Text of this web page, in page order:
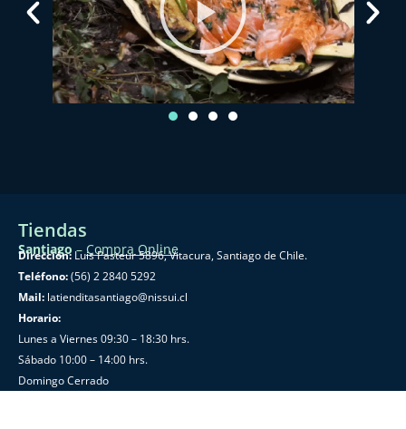
Tiendas
Santiago – Compra Online
Dirección: Luis Pasteur 5896, Vitacura, Santiago de Chile.
Teléfono:(56) 2 2840 5292
Mail: latienditasantiago@nissui.cl
Horario:
Lunes a Viernes 09:30 – 18:30 hrs.
Sábado 10:00 – 14:00 hrs.
Domingo Cerrado